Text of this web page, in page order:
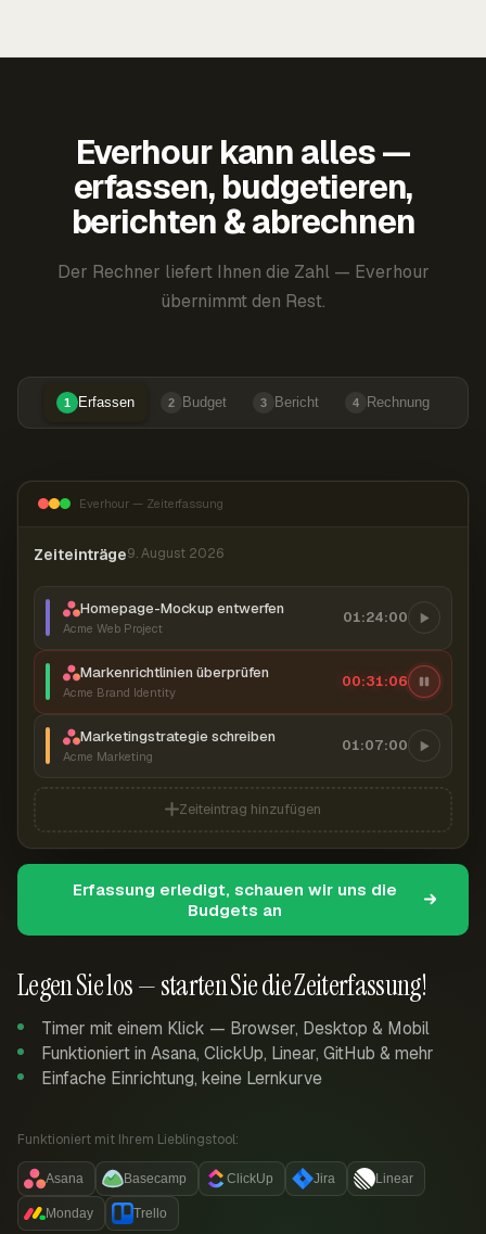
Everhour kann alles —
erfassen, budgetieren,
berichten & abrechnen
Der Rechner liefert Ihnen die Zahl — Everhour
übernimmt den Rest.
1 Erfassen 2 Budget 3 Bericht 4 Rechnung
Legen Sie los — starten Sie die Zeiterfassung!
Timer mit einem Klick — Browser, Desktop & Mobil
Funktioniert in Asana, ClickUp, Linear, GitHub & mehr
Einfache Einrichtung, keine Lernkurve
Funktioniert mit Ihrem Lieblingstool:
Asana Basecamp ClickUp Jira Linear
Monday Trello
Everhour — Zeiterfassung
Zeiteinträge9. August 2026
Homepage-Mockup entwerfen
Acme Web Project
01:24:00
Markenrichtlinien überprüfen
Acme Brand Identity
00:31:07
Marketingstrategie schreiben
Acme Marketing
01:07:00
Zeiteintrag hinzufügen
Erfassung erledigt, schauen wir uns die
Budgets an